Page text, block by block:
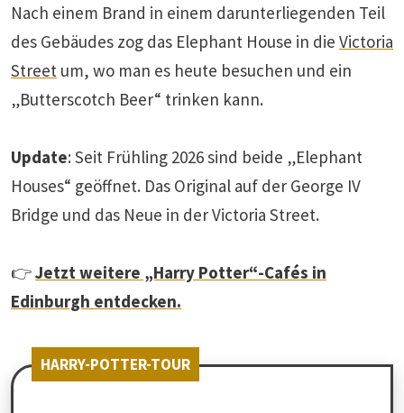
Nach einem Brand in einem darunterliegenden Teil
des Gebäudes zog das Elephant House in die Victoria
Street um, wo man es heute besuchen und ein
„Butterscotch Beer“ trinken kann.
Update: Seit Frühling 2026 sind beide „Elephant
Houses“ geöffnet. Das Original auf der George IV
Bridge und das Neue in der Victoria Street.
👉Jetzt weitere „Harry Potter“-Cafés in
Edinburgh entdecken.
HARRY-POTTER-TOUR